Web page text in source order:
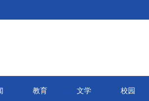
教育 文学 校园